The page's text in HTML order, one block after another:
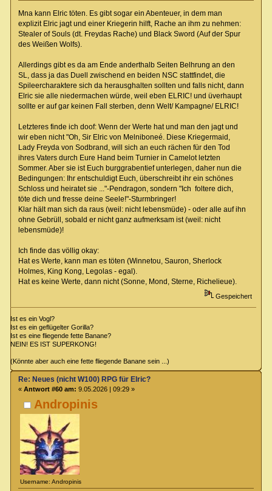
Mna kann Elric töten. Es gibt sogar ein Abenteuer, in dem man
explizit Elric jagt und einer Kriegerin hilft, Rache an ihm zu nehmen:
Stealer of Souls (dt. Freydas Rache) und Black Sword (Auf der Spur
des Weißen Wolfs).
Allerdings gibt es da am Ende anderthalb Seiten Belhrung an den
SL, dass ja das Duell zwischend en beiden NSC stattfindet, die
Spileercharaktere sich da herausghalten sollten und falls nicht, dann
Elric sie alle niedermachen würde, weil eben ELRIC! und üverhaupt
sollte er auf gar keinen Fall sterben, denn Welt/ Kampagne/ ELRIC!
Letzteres finde ich doof: Wenn der Werte hat und man den jagt und
wir eben nicht "Oh, Sir Elric von Melniboneé. Diese Kriegermaid,
Lady Freyda von Sodbrand, will sich an euch rächen für den Tod
ihres Vaters durch Eure Hand beim Turnier in Camelot letzten
Sommer. Aber sie ist Euch burggrabentief unterlegen, daher nun die
Bedingungen: Ihr entschuldigt Euch, überschreibt ihr ein schönes
Schloss und heiratet sie ..."-Pendragon, sondern "Ich foltere dich,
töte dich und fresse deine Seele!"-Sturmbringer!
Klar hält man sich da raus (weil: nicht lebensmüde) - oder alle auf ihn
ohne Gebrüll, sobald er nicht ganz aufmerksam ist (weil: nicht
lebensmüde)!
Ich finde das völlig okay:
Hat es Werte, kann man es töten (Winnetou, Sauron, Sherlock
Holmes, King Kong, Legolas - egal).
Hat es keine Werte, dann nicht (Sonne, Mond, Sterne, Richelieue).
Gespeichert
Ist es ein Vogl?
Ist es ein geflügelter Gorilla?
Ist es eine fliegende fette Banane?
NEIN! ES IST SUPERKONG!
(Könnte aber auch eine fette fliegende Banane sein ...)
Andropinis
Username: Andropinis
Re: Neues (nicht W100) RPG für Elric?
« Antwort #60 am: 9.05.2026 | 09:29 »